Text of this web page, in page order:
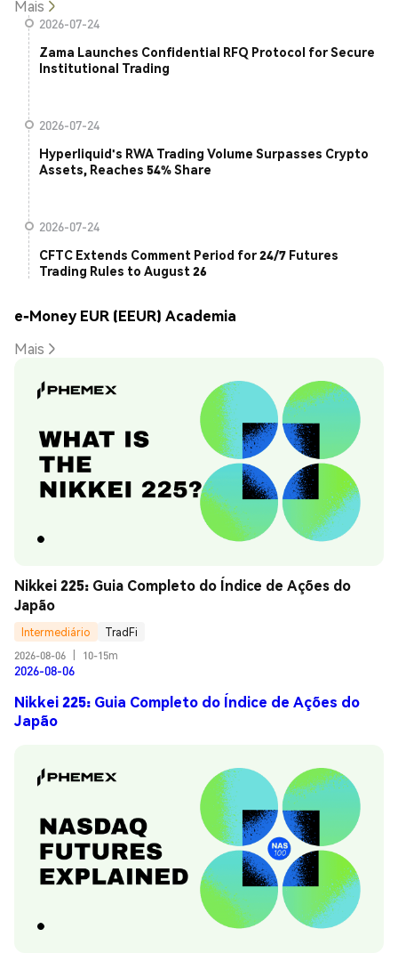
Mais
2026-07-24
Zama Launches Confidential RFQ Protocol for Secure
Institutional Trading
2026-07-24
Hyperliquid's RWA Trading Volume Surpasses Crypto
Assets, Reaches 54% Share
2026-07-24
CFTC Extends Comment Period for 24/7 Futures
Trading Rules to August 26
e-Money EUR (EEUR) Academia
Mais
Nikkei 225: Guia Completo do Índice de Ações do
Japão
Intermediário
TradFi
2026-08-06
10-15m
2026-08-06
Nikkei 225: Guia Completo do Índice de Ações do
Japão